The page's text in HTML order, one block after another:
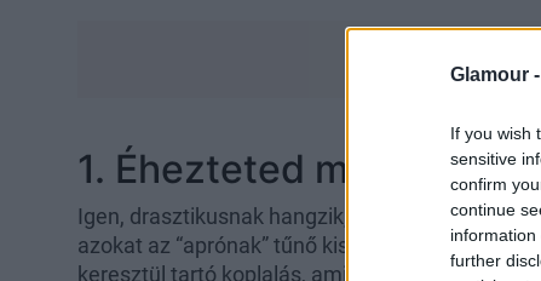
Glamour -
If you wish
sensitive
confirm
continue
further
1. Éhezteted magad
Igen, drasztikusnak hangzik, és nem a komoly
azokat az “aprónak” tűnő kis szokásokat, mint
keresztül tartó koplalás, amikor “nincs idő